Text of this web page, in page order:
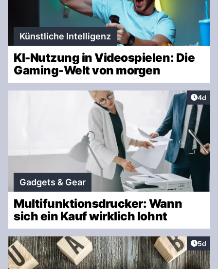
Künstliche Intelligenz
KI-Nutzung in Videospielen: Die
Gaming-Welt von morgen
4d
Gadgets & Gear
Multifunktionsdrucker: Wann
sich ein Kauf wirklich lohnt
5d